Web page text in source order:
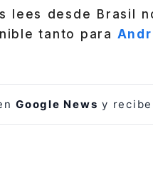
lees desde Brasil
tanto para
Google News y